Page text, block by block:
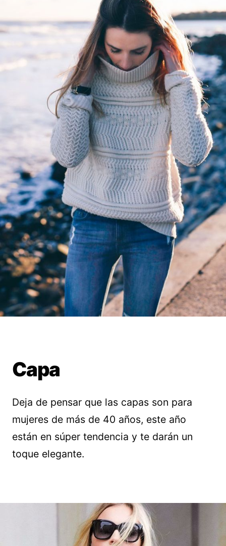
Capa
Deja de pensar que las capas son para
mujeres de más de 40 años, este año
están en súper tendencia y te darán un
toque elegante.